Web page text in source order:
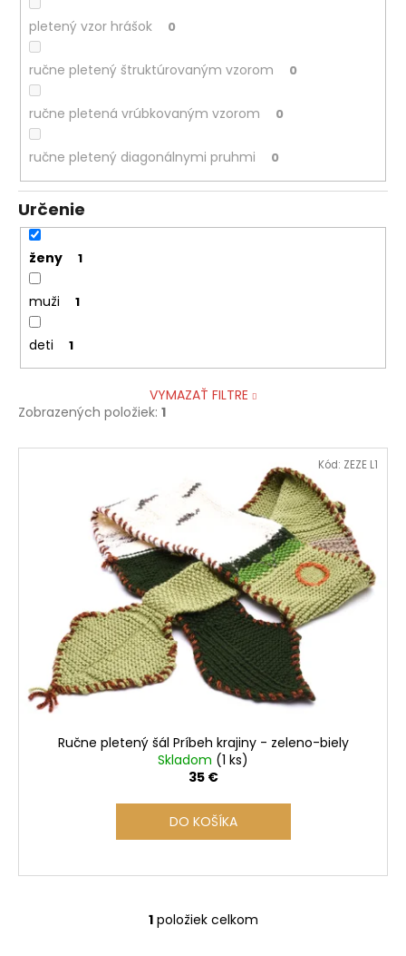
pletený vzor hrášok 0
ručne pletený štruktúrovaným vzorom 0
ručne pletená vrúbkovaným vzorom 0
ručne pletený diagonálnymi pruhmi 0
Určenie
ženy 1
muži 1
deti 1
VYMAZAŤ FILTRE
Zobrazených položiek: 1
V
k
Ručne pletený šál Príbeh krajiny - zeleno-biely
Skladom (1 ks)
35 €
DO KOŠÍKA
Kód: ZEZE L1
O
1položiek celkom